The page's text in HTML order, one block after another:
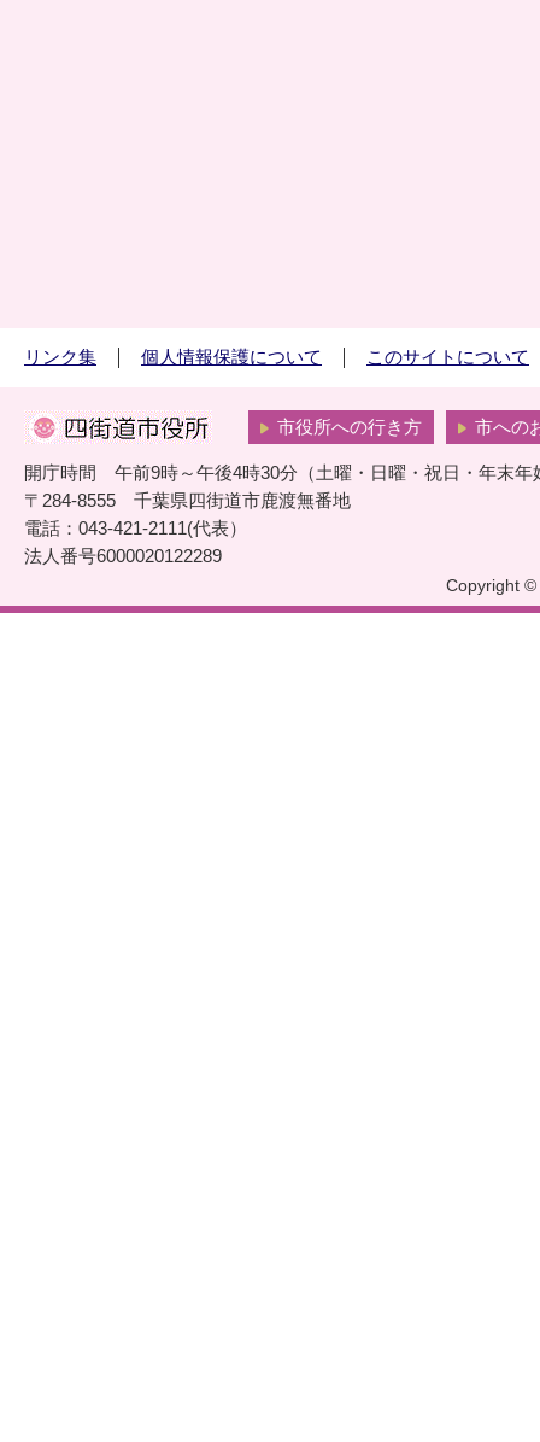
リンク集 個人情報保護について このサイトについて
市役所への行き方 市への
開庁時間 午前9時～午後4時30分（土曜・日曜・祝日・年末年
〒284-8555 千葉県四街道市鹿渡無番地
電話：043-421-2111(代表）
法人番号6000020122289
Copyright ©